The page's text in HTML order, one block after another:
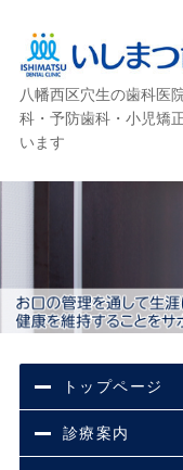
いしまつ
八幡西区穴生の歯科医
科・予防歯科・小児矯
います
トップページ
診療案内